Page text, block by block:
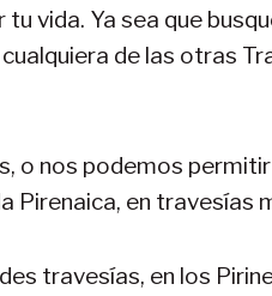
vida. Ya sea que
de las otras
o nos podemos
Pirenaica, en travesías
travesías, en los